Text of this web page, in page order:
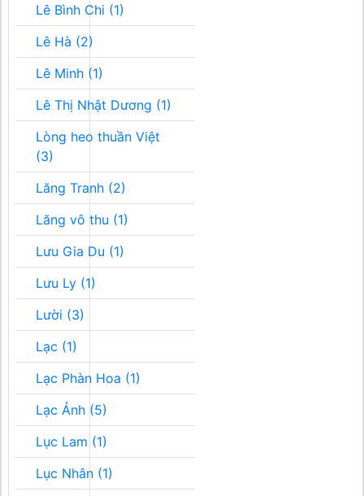
Lê Bình Chi (1)
Lê Hà (2)
Lê Minh (1)
Lê Thị Nhật Dương (1)
Lòng heo thuần Việt
(3)
Lăng Tranh (2)
Lăng vô thu (1)
Lưu Gia Du (1)
Lưu Ly (1)
Lười (3)
Lạc (1)
Lạc Phàn Hoa (1)
Lạc Ảnh (5)
Lục Lam (1)
Lục Nhân (1)